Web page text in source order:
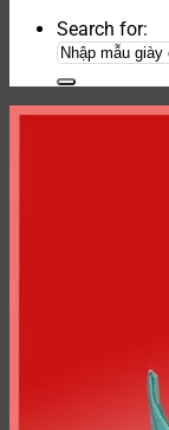
Search for: